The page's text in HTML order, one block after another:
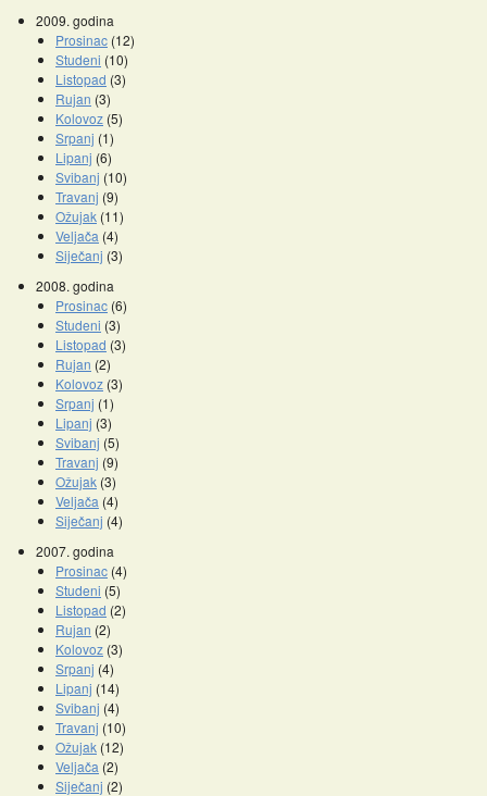
2009. godina
Prosinac (12)
Studeni (10)
Listopad (3)
Rujan (3)
Kolovoz (5)
Srpanj (1)
Lipanj (6)
Svibanj (10)
Travanj (9)
Ožujak (11)
Veljača (4)
Siječanj (3)
2008. godina
Prosinac (6)
Studeni (3)
Listopad (3)
Rujan (2)
Kolovoz (3)
Srpanj (1)
Lipanj (3)
Svibanj (5)
Travanj (9)
Ožujak (3)
Veljača (4)
Siječanj (4)
2007. godina
Prosinac (4)
Studeni (5)
Listopad (2)
Rujan (2)
Kolovoz (3)
Srpanj (4)
Lipanj (14)
Svibanj (4)
Travanj (10)
Ožujak (12)
Veljača (2)
Siječanj (2)